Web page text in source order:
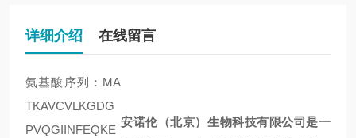
详细介绍 在线留言
氨基酸序列：MA
TKAVCVLKGDG
PVQGIINFEQKE
安诺伦（北京）生物科技有限公司是一